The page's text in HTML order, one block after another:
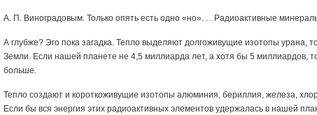
A. П. Виноградовым. Только опять есть одно «но». . . Радиоактивные
А глубже? Эго пока загадка. Тепло выделяют долгоживущие изотопы урана,
Земли. Если нашей планете не 4,5 миллиарда лет, а хотя бы 5 миллиардов,
больше.
Тепло создают и короткоживущие изотопы алюминия, бериллия, железа,
Если бы вся энергия этих радиоактивных элементов удержалась в нашей